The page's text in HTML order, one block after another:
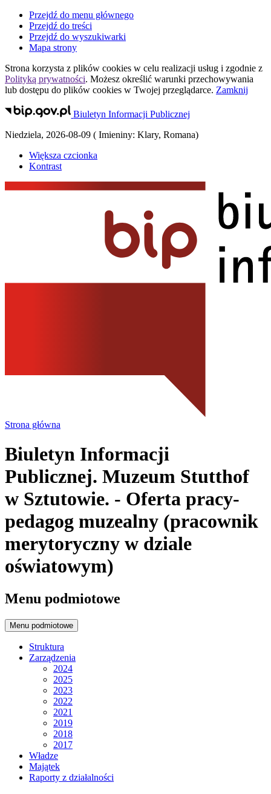
Przejdź do menu głównego
Przejdź do treści
Przejdź do wyszukiwarki
Mapa strony
Strona korzysta z plików cookies w celu realizacji usług i zgodnie z
Polityką prywatności. Możesz określić warunki przechowywania
lub dostępu do plików cookies w Twojej przeglądarce. Zamknij
Biuletyn Informacji Publicznej
Niedziela, 2026-08-09 ( Imieniny: Klary, Romana)
Większa czcionka
Kontrast
Strona główna
Biuletyn Informacji
Publicznej. Muzeum Stutthof
w Sztutowie. - Oferta pracy-
pedagog muzealny (pracownik
merytoryczny w dziale
oświatowym)
Menu podmiotowe
Menu podmiotowe
Struktura
Zarządzenia
2024
2025
2023
2022
2021
2019
2018
2017
Władze
Majątek
Raporty z działalności